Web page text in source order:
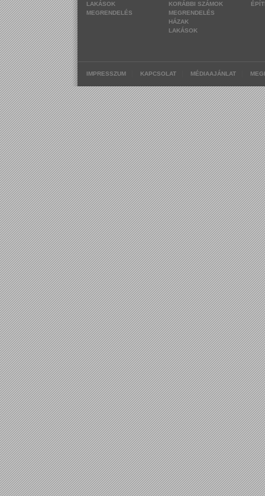
LAKÁSOK
MEGRENDELÉS
KORÁBBI SZÁMOK
MEGRENDELÉS
HÁZAK
LAKÁSOK
IMPRESSZUM KAPCSOLAT MÉDIAAJÁNLAT